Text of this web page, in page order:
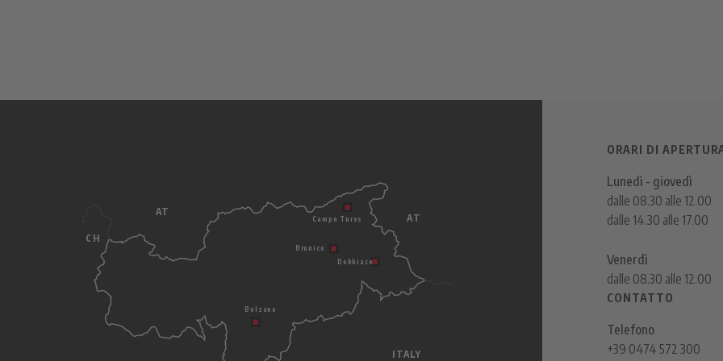
AT
AT
CH
ITALY
Bolzano
Brunico
Dobbiaco
Campo Tures
ORARI DI
Lunedì - giovedì
dalle 08.30 alle 12.00
dalle 14.30 alle 17.00
Venerdì
dalle 08.30 alle 12.00
CONTATTO
Telefono
+39 0474 572 300